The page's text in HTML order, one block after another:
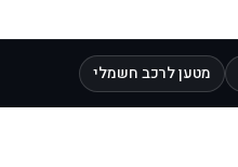
מטען לרכב חשמלי